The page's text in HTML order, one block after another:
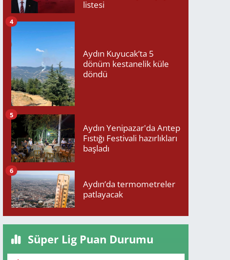
listesi
Aydın Kuyucak’ta 5
dönüm kestanelik küle
döndü
4
Aydın Yenipazar'da Antep
Fıstığı Festivali hazırlıkları
başladı
5
Aydın’da termometreler
patlayacak
6
Süper Lig Puan Durumu